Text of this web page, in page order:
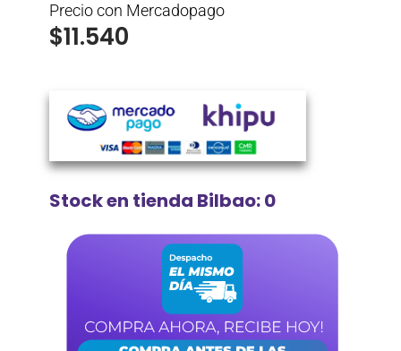
Precio con Mercadopago
$11.540
Stock en tienda Bilbao: 0